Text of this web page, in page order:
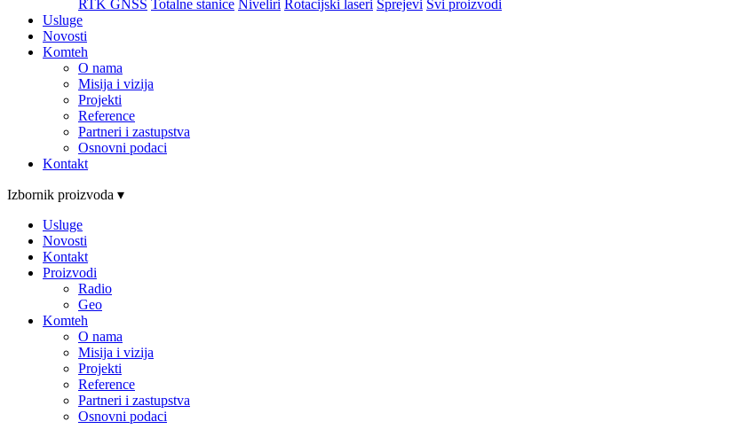
RTK GNSS Totalne stanice Niveliri Rotacijski laseri Sprejevi Svi proizvodi
Usluge
Novosti
Komteh
O nama
Misija i vizija
Projekti
Reference
Partneri i zastupstva
Osnovni podaci
Kontakt
Izbornik proizvoda ▾
Usluge
Novosti
Kontakt
Proizvodi
Radio
Geo
Komteh
O nama
Misija i vizija
Projekti
Reference
Partneri i zastupstva
Osnovni podaci